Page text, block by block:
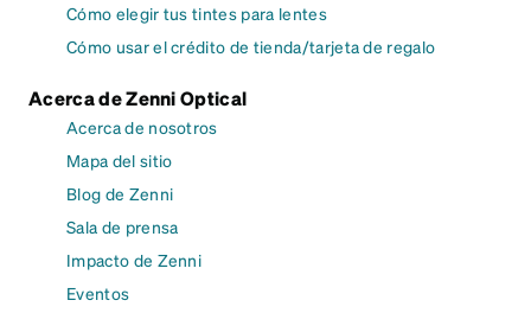
Cómo elegir tus tintes para lentes
Cómo usar el crédito de tienda/tarjeta de regalo
Acerca de Zenni Optical
Acerca de nosotros
Mapa del sitio
Blog de Zenni
Sala de prensa
Impacto de Zenni
Eventos